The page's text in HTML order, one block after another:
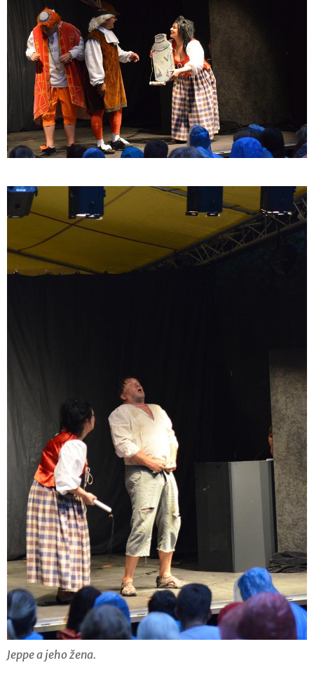
Jeppe a jeho žena.